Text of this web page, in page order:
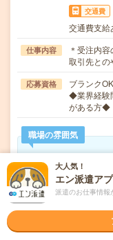
交通費
交通費支給
仕事内容
＊受注内
取引先と
応募資格
ブランク
◆業界経験
がある方◆
職場の雰囲気
年齢層
20代
男女比率
女性
大人気！
エン派遣ア
派遣のお仕事情報